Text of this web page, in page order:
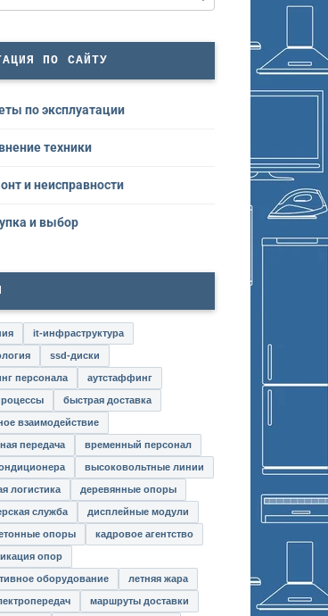
ПО САЙТУ
по эксплуатации
техники
и неисправности
и выбор
it-инфраструктура
ssd-диски
персонала аутстаффинг
быстрая доставка
взаимодействие
передача временный персонал
высоковольтные линии
логистика деревянные опоры
служба дисплейные модули
опоры кадровое агентство
опор
оборудование летняя жара
маршруты доставки